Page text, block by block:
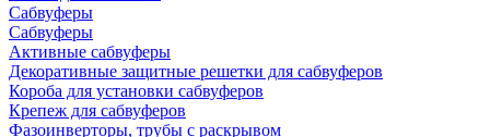
Сабвуферы
Сабвуферы
Активные сабвуферы
Декоративные защитные решетки для сабвуферов
Короба для установки сабвуферов
Крепеж для сабвуферов
Фазоинверторы, трубы с раскрывом